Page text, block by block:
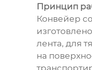
Принцип
Конвейер
лента, для
на